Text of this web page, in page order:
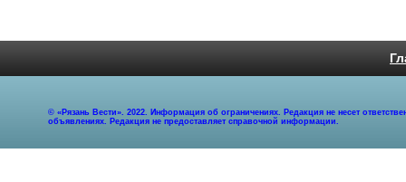
© «Рязань Вести». 2022. Информация об ограничениях. Редакция не несет
объявлениях. Редакция не предоставляет справочной информации.